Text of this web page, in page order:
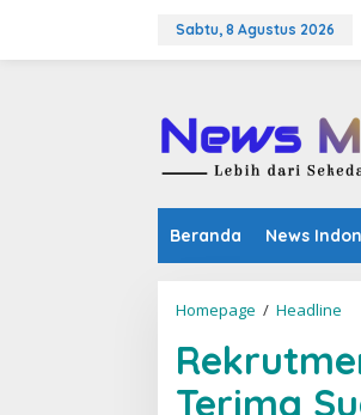
Sabtu, 8 Agustus 2026
Beranda News
Homepage / Headline
Terima